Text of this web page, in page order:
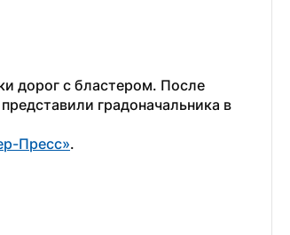
дорог с бластером. После
градоначальника в
Пресс».